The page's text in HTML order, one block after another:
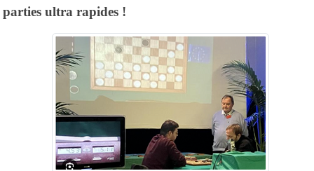
parties ultra rapides !